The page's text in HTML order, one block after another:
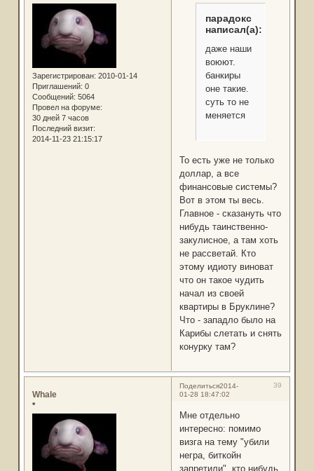
Зарегистрирован: 2010-01-14
Приглашений: 0
Сообщений: 5064
Провел на форуме:
30 дней 7 часов
Последний визит:
2014-11-23 21:15:17
парадокс
написал(а):
даже наши
воюют.
банкиры
оне такие.
суть то не
меняется
То есть уже не только
доллар, а все
финансовые системы?
Вот в этом ты весь.
Главное - сказануть что
нибудь таинственно-
закулисное, а там хоть
не рассветай. Кто
этому идиоту виноват
что он такое чудить
начал из своей
квартиры в Бруклине?
Что - западло было на
Карибы слетать и снять
конурку там?
Поделиться 39
2014-
01-28 18:47:02
Whale
*
Мне отдельно
интересно: помимо
визга на тему "убили
негра, биткойн
запретили", кто нибудь